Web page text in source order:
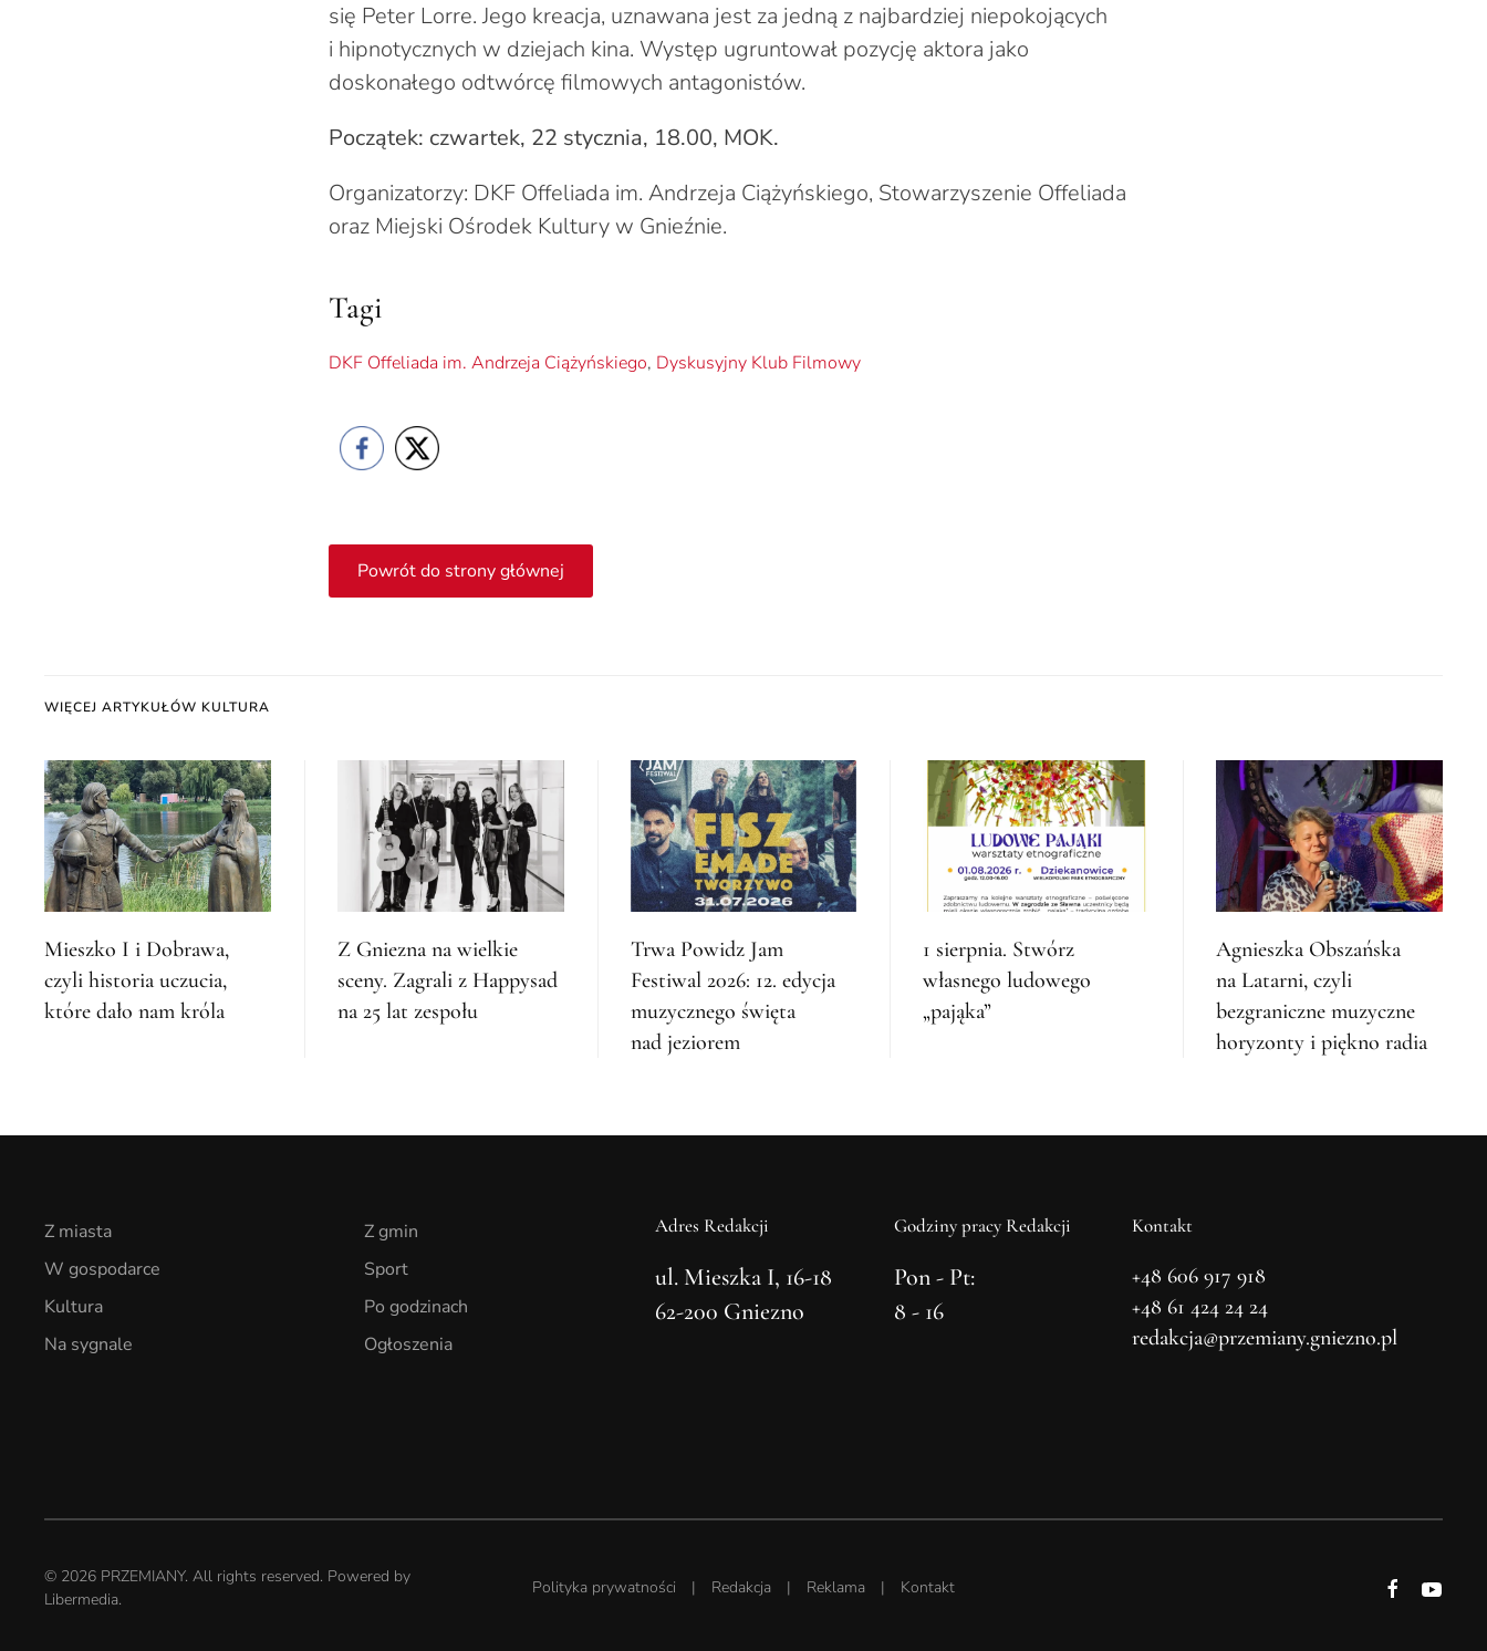
się Peter Lorre. Jego kreacja, uznawana jest za jedną z najbardziej niepokojących
i hipnotycznych w dziejach kina. Występ ugruntował pozycję aktora jako
doskonałego odtwórcę filmowych antagonistów.
Początek: czwartek, 22 stycznia, 18.00, MOK.
Organizatorzy: DKF Offeliada im. Andrzeja Ciążyńskiego, Stowarzyszenie Offeliada
oraz Miejski Ośrodek Kultury w Gnieźnie.
Tagi
DKF Offeliada im. Andrzeja Ciążyńskiego, Dyskusyjny Klub Filmowy
Powrót do strony głównej
WIĘCEJ ARTYKUŁÓW KULTURA
Mieszko I i Dobrawa,
czyli historia uczucia,
które dało nam króla
Z Gniezna na wielkie
sceny. Zagrali z Happysad
na 25 lat zespołu
Trwa Powidz Jam
Festiwal 2026: 12. edycja
muzycznego święta
nad jeziorem
1 sierpnia. Stwórz
własnego ludowego
„pająka”
Agnieszka Obszańska
na Latarni, czyli
bezgraniczne muzyczne
horyzonty i piękno radia
Z miasta
W gospodarce
Kultura
Na sygnale
Z gmin
Sport
Po godzinach
Ogłoszenia
Adres Redakcji
ul. Mieszka I, 16-18
62-200 Gniezno
Godziny pracy Redakcji
Pon - Pt:
8 - 16
Kontakt
+48 606 917 918
+48 61 424 24 24
redakcja@przemiany.gniezno.pl
© 2026 PRZEMIANY. All rights reserved. Powered by
Libermedia.
Polityka prywatności | Redakcja | Reklama | Kontakt